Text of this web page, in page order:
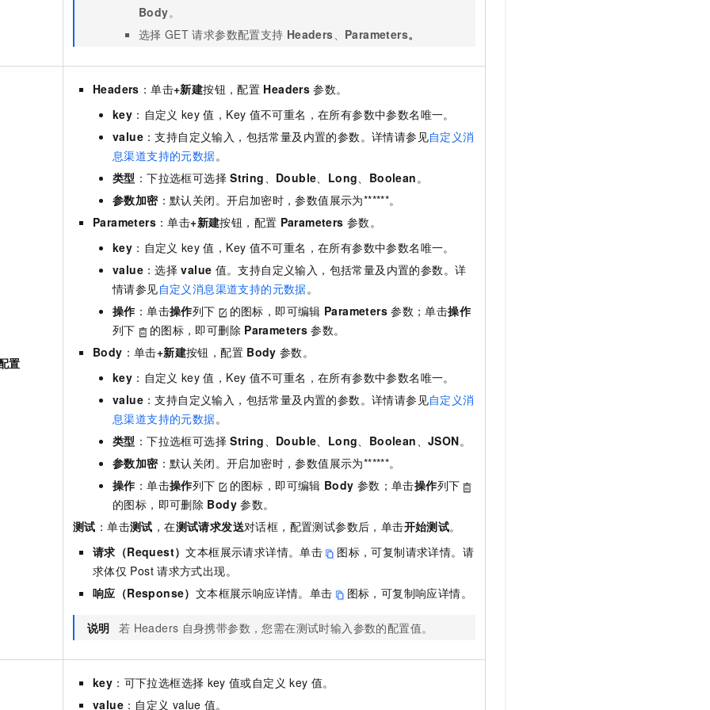
Body。
选择 GET 请求参数配置支持 Headers、 Parameters。
置
Headers ：单击+新建按钮，配置 Headers 参数。
key ：自定义 key 值，Key 值不可重名，在所有参数中参数名唯一。
value ：支持自定义输入，包括常量及内置的参数。详情请参见自定义消
息渠道支持的元数据。
类型 ：下拉选框可选择 String、 Double、 Long、 Boolean。
参数加密：默认关闭。开启加密时，参数值展示为******。
Parameters ：单击+新建按钮，配置 Parameters 参数。
key ：自定义 key 值，Key 值不可重名，在所有参数中参数名唯一。
value ：选择 value 值。支持自定义输入，包括常量及内置的参数。详
情请参见自定义消息渠道支持的元数据。
操作 ：单击操作列下 的图标，即可编辑 Parameters 参数；单击操作
列下
的图标，即可删除 Parameters 参数。
Body ：单击+新建按钮，配置 Body 参数。
key ：自定义 key 值，Key 值不可重名，在所有参数中参数名唯一。
value ：支持自定义输入，包括常量及内置的参数。详情请参见自定义消
息渠道支持的元数据。
类型 ：下拉选框可选择 String、 Double、 Long、 Boolean、JSON。
参数加密：默认关闭。开启加密时，参数值展示为******。
操作 ：单击操作列下 的图标，即可编辑 Body 参数；单击操作列下
的图标，即可删除 Body 参数。
测试 ：单击测试 ，在测试请求发送对话框，配置测试参数后，单击开始测试。
请求（Request）文本框展示请求详情。单击
图标，可复制请求详情。请
求体仅 Post 请求方式出现。
响应（Response） 文本框展示响应详情。单击 图标，可复制响应详情。
说明 若 Headers 自身携带参数，您需在测试时输入参数的配置值。
key ：可下拉选框选择 key 值或自定义 key 值。
value ：自定义 value 值。